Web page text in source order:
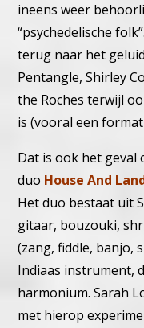
ineens weer
“psychedelische
terug naar het geluid
Pentangle, Shirley
the Roches terwijl
is (vooral een
Dat is ook het geval
duo House And
Het duo bestaat uit
gitaar, bouzouki,
(zang, fiddle, banjo,
Indiaas instrument,
harmonium.Sarah
met hierop